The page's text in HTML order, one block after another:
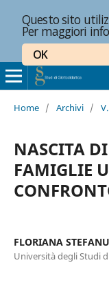
Questo sito
Per maggiori
OK
Home / Archivi /
NASCITA
FAMIGLIE
FLORIANA
Università degli Studi